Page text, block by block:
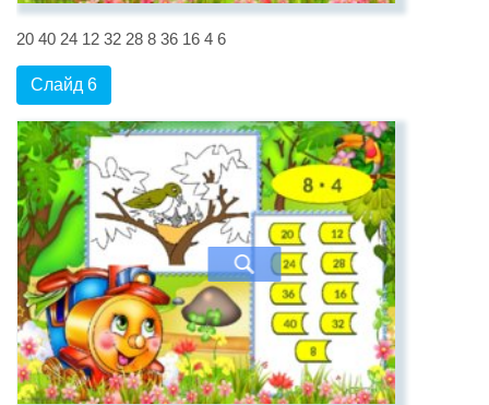
20 40 24 12 32 28 8 36 16 4 6
Слайд 6